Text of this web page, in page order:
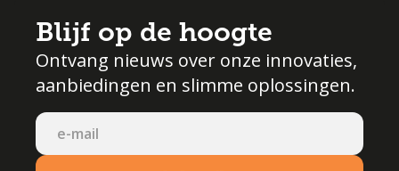
Blijf op de hoogte
Ontvang nieuws over onze innovaties,
aanbiedingen en slimme oplossingen.